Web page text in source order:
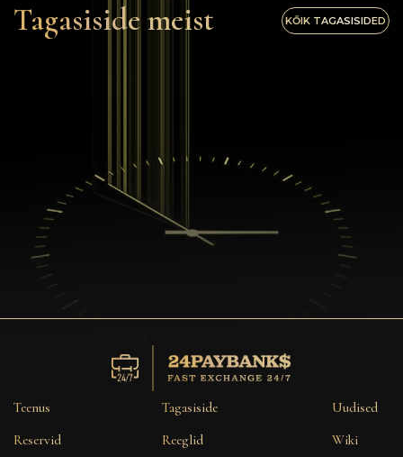
Tagasiside meist KŐIK TAGASISIDED
Teenus
Reservid
Tagasiside
Reeglid
Uudised
Wiki